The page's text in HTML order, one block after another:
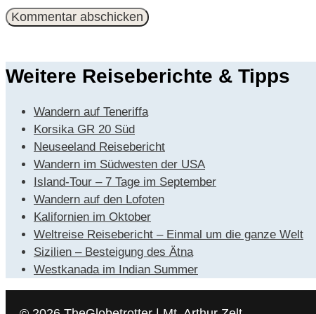
Weitere Reiseberichte & Tipps
Wandern auf Teneriffa
Korsika GR 20 Süd
Neuseeland Reisebericht
Wandern im Südwesten der USA
Island-Tour – 7 Tage im September
Wandern auf den Lofoten
Kalifornien im Oktober
Weltreise Reisebericht – Einmal um die ganze Welt
Sizilien – Besteigung des Ätna
Westkanada im Indian Summer